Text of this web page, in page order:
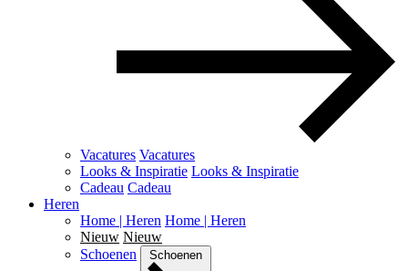
Vacatures Vacatures
Looks & Inspiratie Looks & Inspiratie
Cadeau Cadeau
Heren
Home | Heren Home | Heren
Nieuw Nieuw
Schoenen
Schoenen